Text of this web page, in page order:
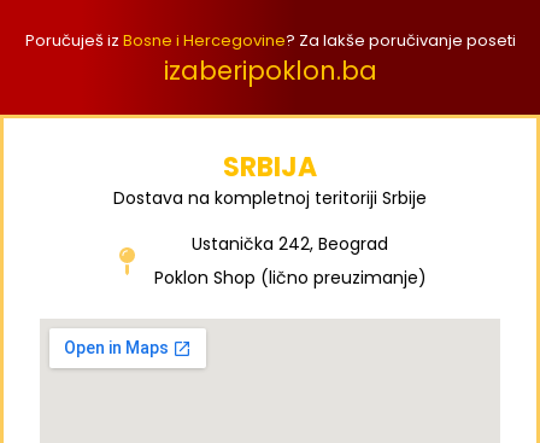
Poručuješ iz Bosne i Hercegovine? Za lakše poručivanje poseti
izaberipoklon.ba
SRBIJA
Dostava na kompletnoj teritoriji Srbije
Ustanička 242, Beograd
Poklon Shop (lično preuzimanje)